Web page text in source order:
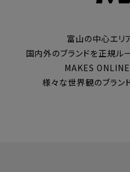
富山の中心エリ
国内外のブランドを正規ル
MAKES
様々な世界観のブラン